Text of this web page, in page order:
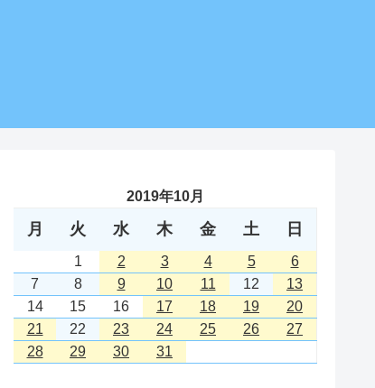
2019年10月
月 火 水 木 金 土 日
1 2 3 4 5
6
7
8 9 10 11 12
13
14
15 16 17 18 19
20
21
22 23 24 25 26
27
28
29 30 31